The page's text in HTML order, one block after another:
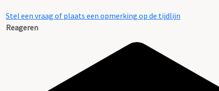
Stel een vraag of plaats een opmerking op de tijdlijn
Reageren